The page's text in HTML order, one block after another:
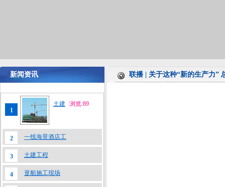
新闻资讯 联播 | 关于这种“新的生产力”
1
土建 浏览:89
2 一线海景酒店工
3 土建工程
4 趸船施工现场